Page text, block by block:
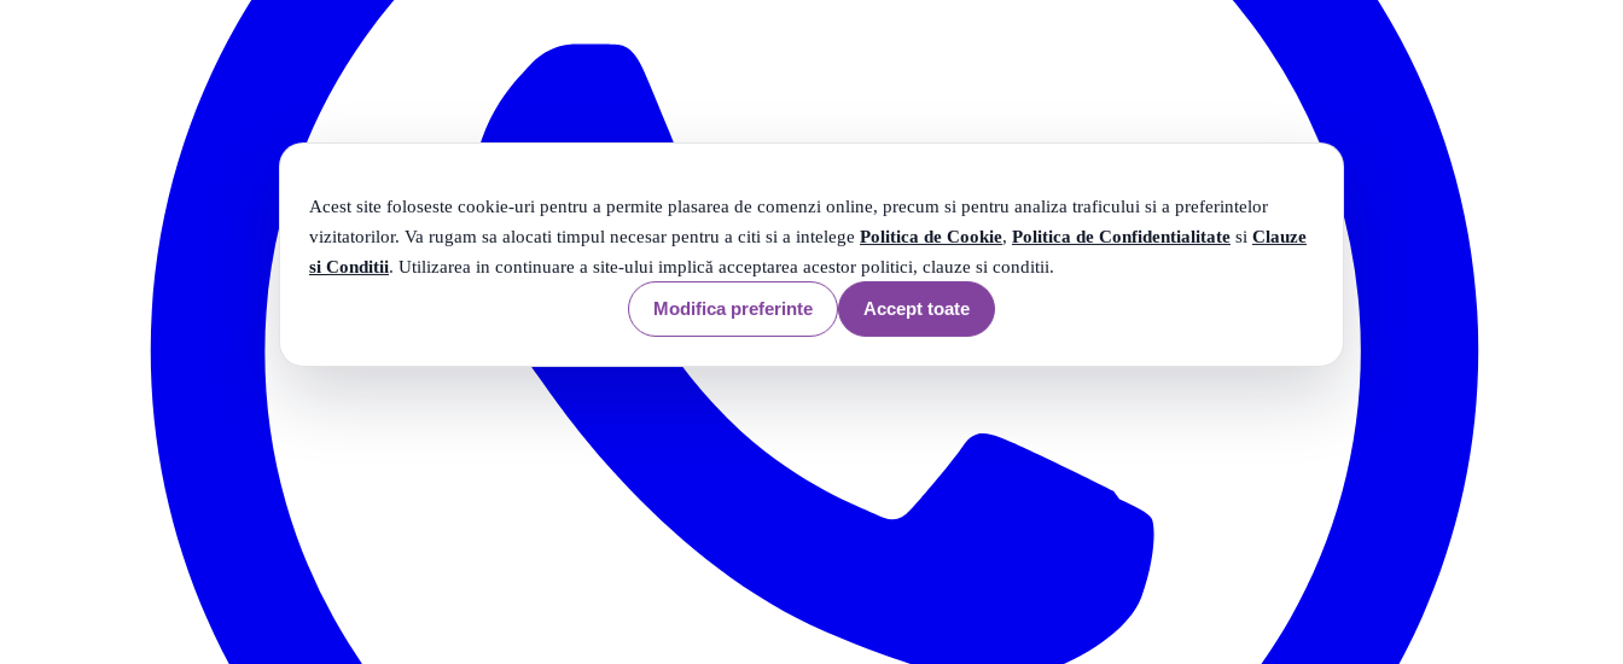
Acest site foloseste cookie-uri pentru a permite plasarea de comenzi online, precum si pentru analiza traficului si a preferintelor
vizitatorilor. Va rugam sa alocati timpul necesar pentru a citi si a intelege Politica de Cookie, Politica de Confidentialitate si Clauze
si Conditii. Utilizarea in continuare a site-ului implică acceptarea acestor politici, clauze si conditii.
Modifica preferinte Accept toate